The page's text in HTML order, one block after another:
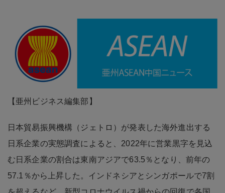
【亜州ビジネス編集部】
日本貿易振興機構（ジェトロ）が発表した海外進出する
日系企業の実態調査によると、2022年に営業黒字を見込
む日系企業の割合は東南アジアで63.5％となり、前年の
57.1％から上昇した。インドネシアとシンガポールで7割